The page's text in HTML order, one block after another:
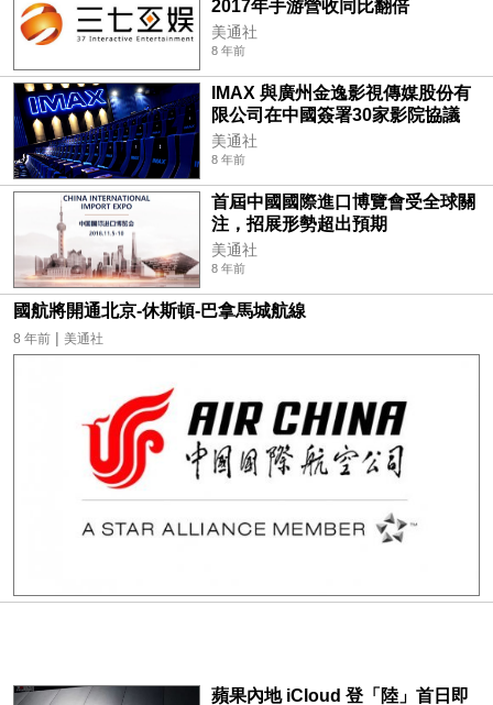
2017年手游營收同比翻倍
美通社
8 年前
IMAX 與廣州金逸影視傳媒股份有
限公司在中國簽署30家影院協議
美通社
8 年前
首屆中國國際進口博覽會受全球關
注，招展形勢超出預期
美通社
8 年前
國航將開通北京-休斯頓-巴拿馬城航線
8 年前 | 美通社
蘋果內地 iCloud 登「陸」首日即